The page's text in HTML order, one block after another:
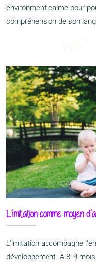
environment calme pour
compréhension de son
L’imitation comme moyen
L’imitation accompagne
développement. A 8-9